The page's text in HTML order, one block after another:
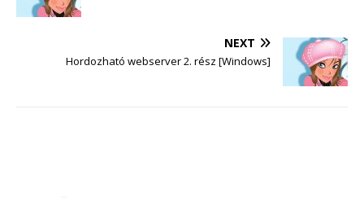
NEXT
Hordozható webserver 2. rész [Windows]